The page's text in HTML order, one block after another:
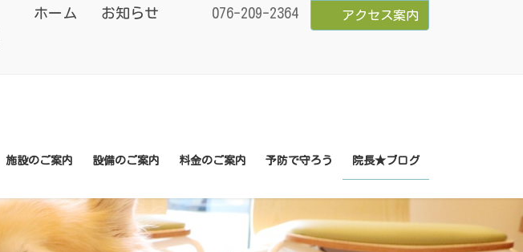
ホーム お知らせ 076-209-2364 アクセス案内
施設のご案内 設備のご案内 料金のご案内 予防で守ろう 院長★ブログ